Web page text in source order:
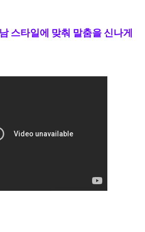
스타일에 맞춰 말춤을 신나게